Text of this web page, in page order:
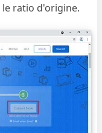
le ratio d'origine.